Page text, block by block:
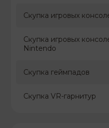
Скупка игровых
Скупка игровых
Nintendo
Скупка геймпадов
Скупка VR-гарнитур